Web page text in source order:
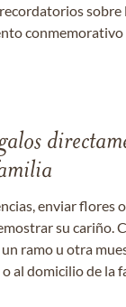
sobre
enviar flores
su cariño.
ramo u otra
al domicilio de la